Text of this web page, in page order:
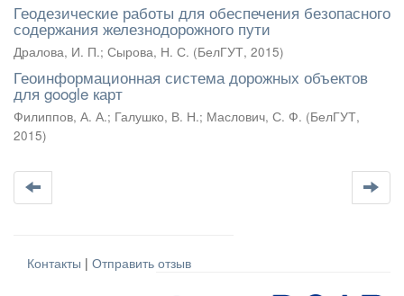
Геодезические работы для обеспечения безопасного
содержания железнодорожного пути
Дралова, И. П.; Сырова, Н. С. (БелГУТ, 2015)
Геоинформационная система дорожных объектов
для google карт
Филиппов, А. А.; Галушко, В. Н.; Маслович, С. Ф. (БелГУТ,
2015)
Контакты | Отправить отзыв